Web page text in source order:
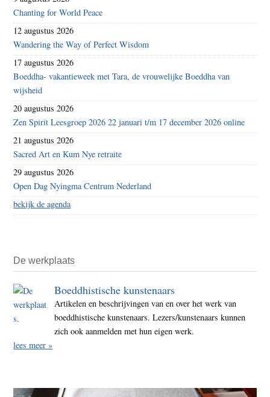
Chanting for World Peace
12 augustus 2026
Wandering the Way of Perfect Wisdom
17 augustus 2026
Boeddha- vakantieweek met Tara, de vrouwelijke Boeddha van
wijsheid
20 augustus 2026
Zen Spirit Leesgroep 2026 22 januari t/m 17 december 2026 online
21 augustus 2026
Sacred Art en Kum Nye retraite
29 augustus 2026
Open Dag Nyingma Centrum Nederland
bekijk de agenda
De werkplaats
Boeddhistische kunstenaars
Artikelen en beschrijvingen van en over het werk van
boeddhistische kunstenaars. Lezers/kunstenaars kunnen
zich ook aanmelden met hun eigen werk.
lees meer »